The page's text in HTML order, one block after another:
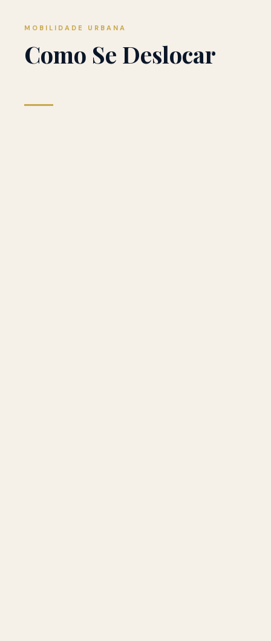
MOBILIDADE URBANA
Como Se Deslocar